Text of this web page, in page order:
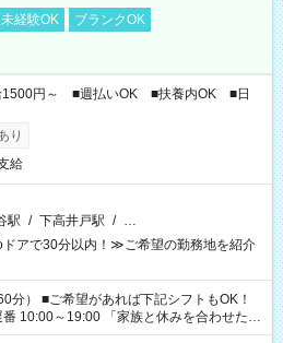
経験OK
ブランクOK
1500円～ ■週払いOK ■扶養内OK ■日
り
給
駅 / 下高井戸駅 / …
アで30分以内！≫ご希望の勤務地を紹介
フトもOK！
「家族と休みを合わせた
夕飯の準備がしたい」 「できれば残業はし